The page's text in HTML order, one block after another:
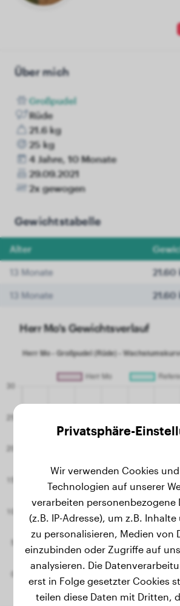
Über mich
Großpudel
Rüde
21.6 kg
25 kg
4 Jahre, 10 Monate
29.09.2021
2x gewogen
Gewichtstabelle
Alter
13 Monate 21.60
13 Monate 21.60
Herr Mo's Gewichtsverlauf
Privatsphäre-
Wir verwenden Cookies
Technologien auf unserer
verarbeiten personenbezogene
(z.B. IP-Adresse), um z.B.
zu personalisieren, Medien von
einzubinden oder Zugriffe auf
analysieren. Die
erst in Folge gesetzter Cookies
teilen diese Daten mit Dritten,